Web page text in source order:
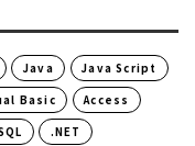
Java Java Script
Basic Access
.NET